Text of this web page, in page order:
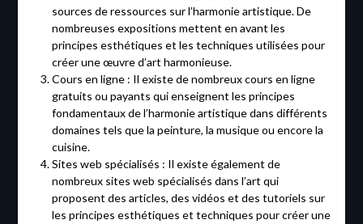
sources de ressources sur l’harmonie artistique. De
nombreuses expositions mettent en avant les
principes esthétiques et les techniques utilisées pour
créer une œuvre d’art harmonieuse.
Cours en ligne : Il existe de nombreux cours en ligne
gratuits ou payants qui enseignent les principes
fondamentaux de l’harmonie artistique dans différents
domaines tels que la peinture, la musique ou encore la
cuisine.
Sites web spécialisés : Il existe également de
nombreux sites web spécialisés dans l’art qui
proposent des articles, des vidéos et des tutoriels sur
les principes esthétiques et techniques pour créer une